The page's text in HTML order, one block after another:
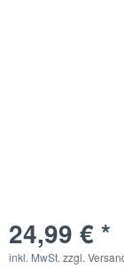
24,99 € *
inkl. MwSt. zzgl.